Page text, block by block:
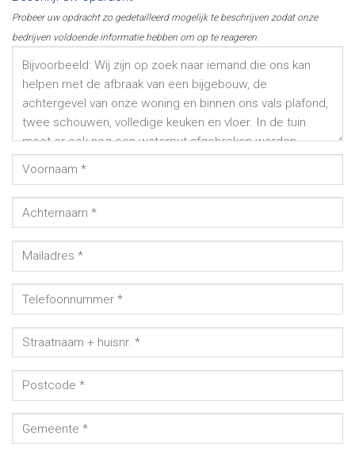
Probeer uw opdracht zo gedetailleerd mogelijk te beschrijven zodat onze
bedrijven voldoende informatie hebben om op te reageren.